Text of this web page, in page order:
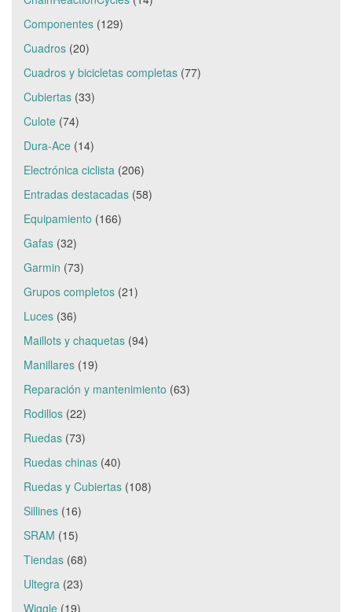
Componentes (129)
Cuadros (20)
Cuadros y bicicletas completas (77)
Cubiertas (33)
Culote (74)
Dura-Ace (14)
Electrónica ciclista (206)
Entradas destacadas (58)
Equipamiento (166)
Gafas (32)
Garmin (73)
Grupos completos (21)
Luces (36)
Maillots y chaquetas (94)
Manillares (19)
Reparación y mantenimiento (63)
Rodillos (22)
Ruedas (73)
Ruedas chinas (40)
Ruedas y Cubiertas (108)
Sillines (16)
SRAM (15)
Tiendas (68)
Ultegra (23)
Wiggle (19)